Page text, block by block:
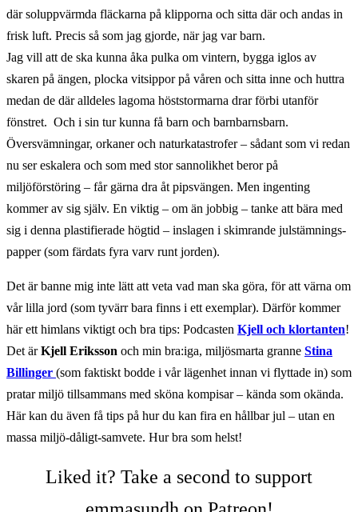
där soluppvärmda fläckarna på klipporna och sitta där och andas in
frisk luft. Precis så som jag gjorde, när jag var barn.
Jag vill att de ska kunna åka pulka om vintern, bygga iglos av
skaren på ängen, plocka vitsippor på våren och sitta inne och huttra
medan de där alldeles lagoma höststormarna drar förbi utanför
fönstret. Och i sin tur kunna få barn och barnbarnsbarn.
Översvämningar, orkaner och naturkatastrofer – sådant som vi redan
nu ser eskalera och som med stor sannolikhet beror på
miljöförstöring – får gärna dra åt pipsvängen. Men ingenting
kommer av sig själv. En viktig – om än jobbig – tanke att bära med
sig i denna plastifierade högtid – inslagen i skimrande julstämnings-
papper (som färdats fyra varv runt jorden).
Det är banne mig inte lätt att veta vad man ska göra, för att värna om
vår lilla jord (som tyvärr bara finns i ett exemplar). Därför kommer
här ett himlans viktigt och bra tips: Podcasten Kjell och klortanten!
Det ärKjell Eriksson och min bra:iga, miljösmarta granne Stina
Billinger (som faktiskt bodde i vår lägenhet innan vi flyttade in) som
pratar miljö tillsammans med sköna kompisar – kända som okända.
Här kan du även få tips på hur du kan fira en hållbar jul – utan en
massa miljö-dåligt-samvete. Hur bra som helst!
Liked it? Take a second to support